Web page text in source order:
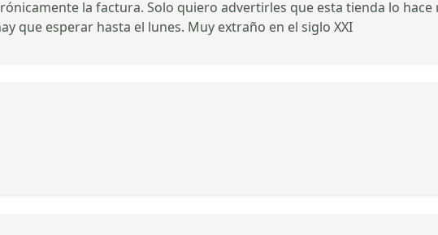
la factura. Solo quiero advertirles que esta tienda lo hace
que esperar hasta el lunes. Muy extraño en el siglo XXI